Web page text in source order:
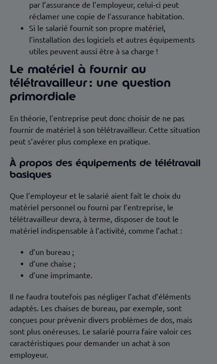
par l’assurance de l’employeur, celui-ci peut
réclamer une copie de l’assurance habitation.
Si le salarié fournit son propre matériel,
l’installation des logiciels et autres équipements
utiles peuvent aussi être à sa charge !
Le matériel à fournir au
télétravailleur : une question
primordiale
En théorie, l’entreprise peut donc choisir de ne pas
fournir de matériel à son télétravailleur. Cette situation
peut s’avérer plus complexe en pratique.
À propos des équipements de télétravail
basiques
Que l’employeur et le salarié aient fait le choix du
matériel personnel ou fourni par l’entreprise, le
télétravailleur devra, à terme, disposer de tout le
matériel indispensable à l’activité, comme l’achat :
d’un bureau ;
d’une chaise ;
d’une imprimante.
Il ne faudra toutefois pas négliger l’achat d’éléments
adaptés. Les chaises de bureau, par exemple, sont
conçues pour prévenir divers problèmes de dos, mais
sont plus onéreuses. Le salarié pourra faire valoir ces
caractéristiques pour demander un achat à son
employeur.